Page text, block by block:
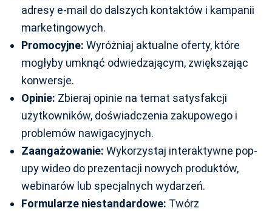
adresy e-mail do dalszych kontaktów i kampanii
marketingowych.
Promocyjne: Wyróżniaj aktualne oferty, które
mogłyby umknąć odwiedzającym, zwiększając
konwersje.
Opinie: Zbieraj opinie na temat satysfakcji
użytkowników, doświadczenia zakupowego i
problemów nawigacyjnych.
Zaangażowanie: Wykorzystaj interaktywne pop-
upy wideo do prezentacji nowych produktów,
webinarów lub specjalnych wydarzeń.
Formularze niestandardowe: Twórz